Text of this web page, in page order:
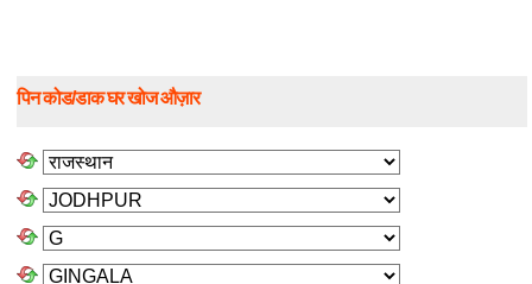
पिन कोड/डाक घर खोज औज़ार